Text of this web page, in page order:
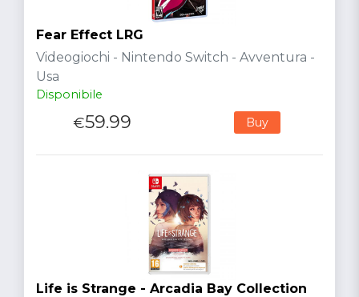
Fear Effect LRG
Videogiochi - Nintendo Switch - Avventura -
Usa
Disponibile
€59.99 Buy
Life is Strange - Arcadia Bay Collection